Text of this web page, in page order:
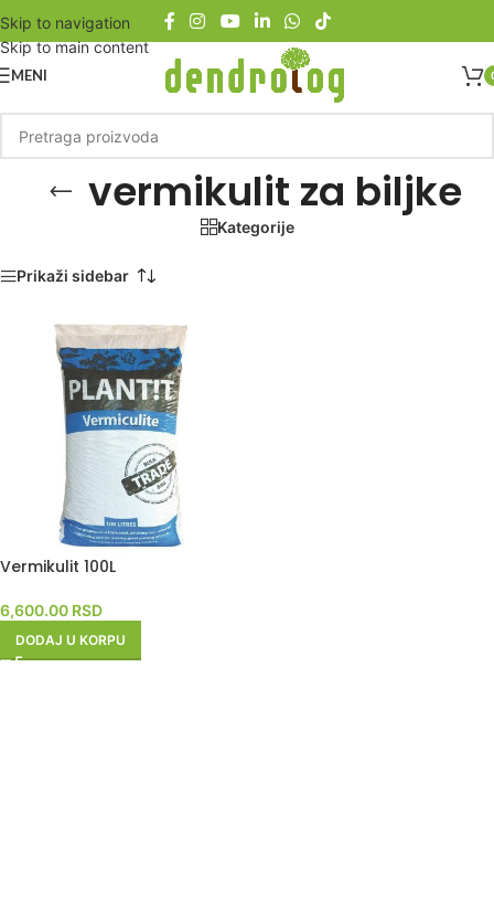
Skip to navigation
Skip to main content
MENI
vermikulit za biljke
Kategorije
Prikaži sidebar
Vermikulit 100L
6,600.00 RSD
DODAJ U KORPU